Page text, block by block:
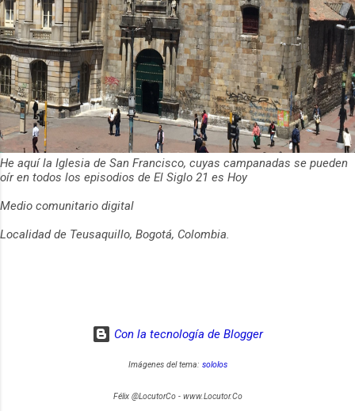
He aquí la Iglesia de San Francisco, cuyas campanadas se pueden
oír en todos los episodios de El Siglo 21 es Hoy
Medio comunitario digital
Localidad de Teusaquillo, Bogotá, Colombia.
Con la tecnología de Blogger
Imágenes del tema: sololos
Félix @LocutorCo - www.Locutor.Co